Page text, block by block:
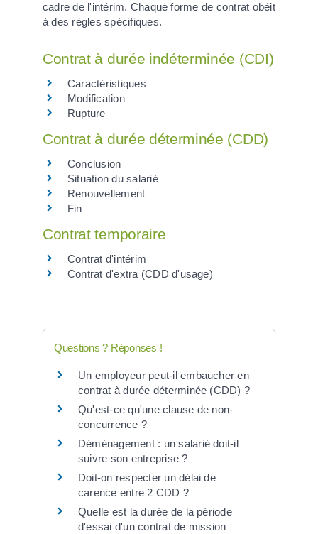
cadre de l'intérim. Chaque forme de contrat obéit
à des règles spécifiques.
Contrat à durée indéterminée (CDI)
Caractéristiques
Modification
Rupture
Contrat à durée déterminée (CDD)
Conclusion
Situation du salarié
Renouvellement
Fin
Contrat temporaire
Contrat d'intérim
Contrat d'extra (CDD d'usage)
Questions ? Réponses !
Un employeur peut-il embaucher en
contrat à durée déterminée (CDD) ?
Qu'est-ce qu'une clause de non-
concurrence ?
Déménagement : un salarié doit-il
suivre son entreprise ?
Doit-on respecter un délai de
carence entre 2 CDD ?
Quelle est la durée de la période
d'essai d'un contrat de mission